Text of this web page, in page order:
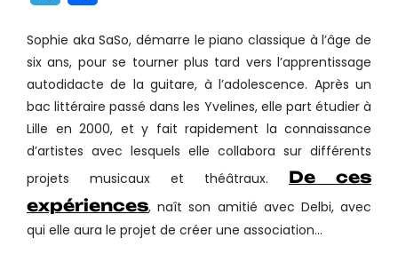
Sophie aka SaSo, démarre le piano classique à l’âge de
six ans, pour se tourner plus tard vers l’apprentissage
autodidacte de la guitare, à l’adolescence. Après un
bac littéraire passé dans les Yvelines, elle part étudier à
Lille en 2000, et y fait rapidement la connaissance
d’artistes avec lesquels elle collabora sur différents
projets musicaux et théâtraux. De ces
expériences, naît son amitié avec Delbi, avec
qui elle aura le projet de créer une association…